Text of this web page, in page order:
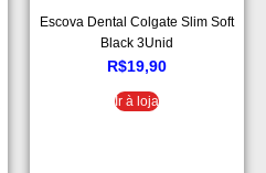
Escova Dental Colgate Slim Soft
Black 3Unid
R$19,90
Ir à loja